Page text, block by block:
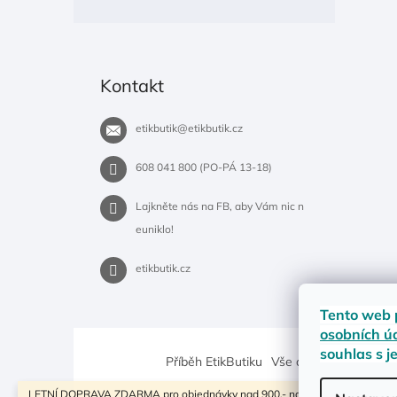
Tento web
osobních
souhlas s
LETNÍ DOPRAVA ZDARMA pro objednávky nad 900,- na pobočky Zásilkovny.
Kontakt
etikbutik@etikbutik.cz
608 041 800 (PO-PÁ 13-18)
Lajkněte nás na FB, aby Vám nic n
euniklo!
etikbutik.cz
Příběh EtikButiku Vše o nákupu